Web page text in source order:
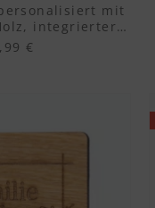
mit
integrierter
€